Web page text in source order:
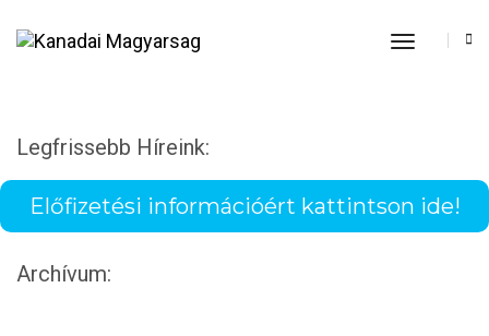
Toggle
Legfrissebb Híreink:
Előfizetési információért kattintson ide!
Archívum: